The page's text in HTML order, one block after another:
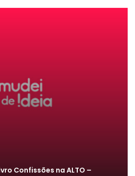
Confissões na ALTO –